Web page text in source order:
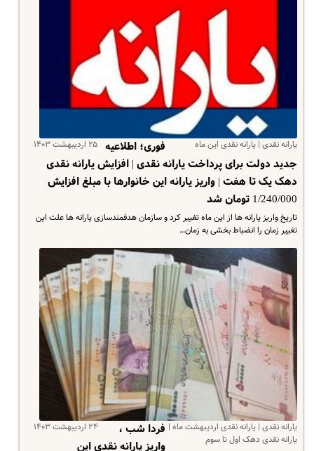
یارانه نقدی | یارانه نقدی این ماه ۲۵ اردیبهشت ۱۴۰۳
فوری؛ اطلاعیه‌
جدید دولت برای پرداخت یارانه نقدی | افزایش یارانه نقدی
دهک یک تا هفت | واریز یارانه این خانوارها با مبلغ افزایش
1/240/000 تومان شد
تاریخ واریز یارانه ها از این ماه تغییر کرد و سازمان هدفمندسازی یارانه ها علت این
تغییر زمان را انضباط بخشی به زمان…
یارانه نقدی | یارانه نقدی اردیبهشت ماه |
یارانه نقدی دهک اول تا سوم
۲۴ اردیبهشت ۱۴۰۳
فردا شب ،
واریز یارانه نقدی این